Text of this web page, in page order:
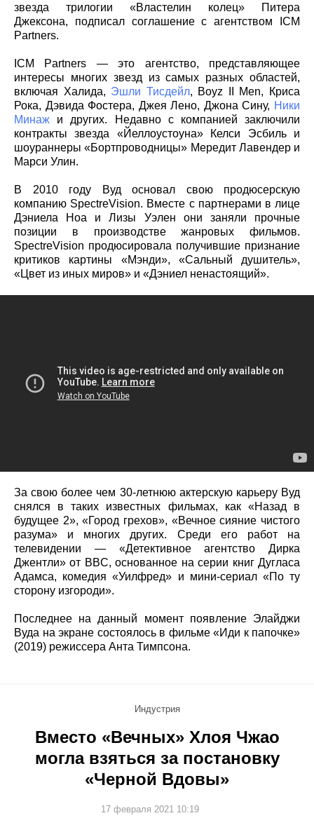
звезда трилогии «Властелин колец» Питера
Джексона, подписал соглашение с агентством ICM
Partners.
ICM Partners — это агентство, представляющее
интересы многих звезд из самых разных областей,
включая Халида, Эшли Тисдейл, Boyz II Men, Криса
Рока, Дэвида Фостера, Джея Лено, Джона Сину, Ники
Минаж и других. Недавно с компанией заключили
контракты звезда «Йеллоустоуна» Келси Эсбиль и
шоураннеры «Бортпроводницы» Мередит Лавендер и
Марси Улин.
В 2010 году Вуд основал свою продюсерскую
компанию SpectreVision. Вместе с партнерами в лице
Дэниела Ноа и Лизы Уэлен они заняли прочные
позиции в производстве жанровых фильмов.
SpectreVision продюсировала получившие признание
критиков картины «Мэнди», «Сальный душитель»,
«Цвет из иных миров» и «Дэниел ненастоящий».
За свою более чем 30-летнюю актерскую карьеру Вуд
снялся в таких известных фильмах, как «Назад в
будущее 2», «Город грехов», «Вечное сияние чистого
разума» и многих других. Среди его работ на
телевидении — «Детективное агентство Дирка
Джентли» от BBC, основанное на серии книг Дугласа
Адамса, комедия «Уилфред» и мини-сериал «По ту
сторону изгороди».
Последнее на данный момент появление Элайджи
Вуда на экране состоялось в фильме «Иди к папочке»
(2019) режиссера Анта Тимпсона.
Индустрия
Вместо «Вечных» Хлоя Чжао
могла взяться за постановку
«Черной Вдовы»
17 февраля 2021 10:19